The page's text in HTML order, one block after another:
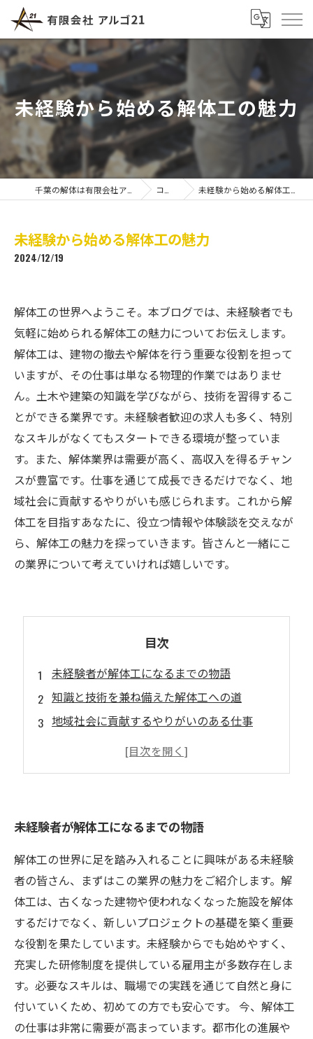
未経験から始める解体工の魅力
コラム 未経験から始める解体工の魅力
未経験から始める解体工の魅力
2024/12/19
解体工の世界へようこそ。本ブログでは、未経験者でも
気軽に始められる解体工の魅力についてお伝えします。
解体工は、建物の撤去や解体を行う重要な役割を担って
いますが、その仕事は単なる物理的作業ではありませ
ん。土木や建築の知識を学びながら、技術を習得するこ
とができる業界です。未経験者歓迎の求人も多く、特別
なスキルがなくてもスタートできる環境が整っていま
す。また、解体業界は需要が高く、高収入を得るチャン
スが豊富です。仕事を通じて成長できるだけでなく、地
域社会に貢献するやりがいも感じられます。これから解
体工を目指すあなたに、役立つ情報や体験談を交えなが
ら、解体工の魅力を探っていきます。皆さんと一緒にこ
の業界について考えていければ嬉しいです。
目次
未経験者が解体工になるまでの物語
知識と技術を兼ね備えた解体工への道
地域社会に貢献するやりがいのある仕事
高収入や成長のチャンスが広がる解体工業界
未経験者が解体工になるまでの物語
解体工の世界に足を踏み入れることに興味がある未経験
者の皆さん、まずはこの業界の魅力をご紹介します。解
体工は、古くなった建物や使われなくなった施設を解体
するだけでなく、新しいプロジェクトの基礎を築く重要
な役割を果たしています。未経験からでも始めやすく、
充実した研修制度を提供している雇用主が多数存在しま
す。必要なスキルは、職場での実践を通じて自然と身に
付いていくため、初めての方でも安心です。 今、解体工
の仕事は非常に需要が高まっています。都市化の進展や